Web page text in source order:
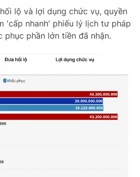
lộ và lợi dụng chức vụ, quyền
'cấp nhanh' phiếu lý lịch tư pháp
phần lớn tiền đã nhận.